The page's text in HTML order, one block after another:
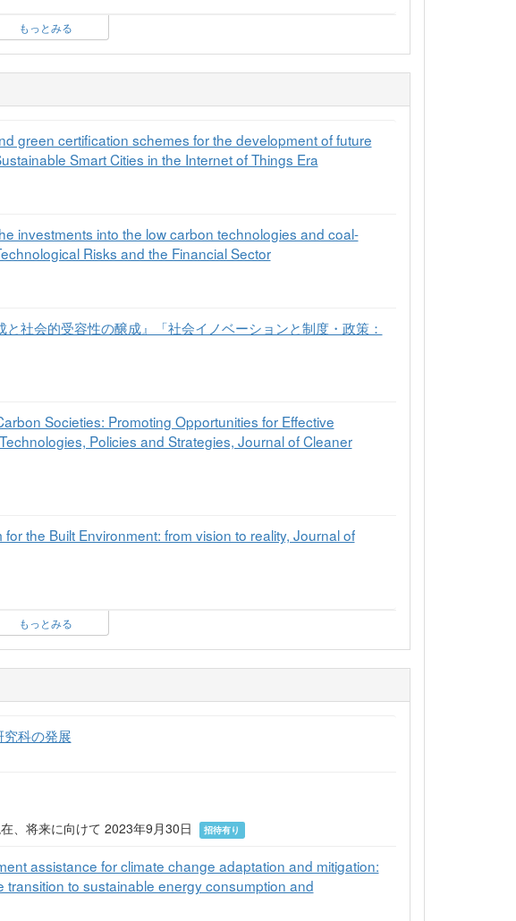
もっとみる
green certification schemes for the development of future
Smart Cities in the Internet of Things Era
investments into the low carbon technologies and coal-
Risks and the Financial Sector
社会的受容性の醸成』「社会イノベーションと制度・政策：
Societies: Promoting Opportunities for Effective
Policies and Strategies, Journal of Cleaner
the Built Environment: from vision to reality, Journal of
もっとみる
科の発展
、将来に向けて 2023年9月30日
招待有り
assistance for climate change adaptation and mitigation:
to sustainable energy consumption and